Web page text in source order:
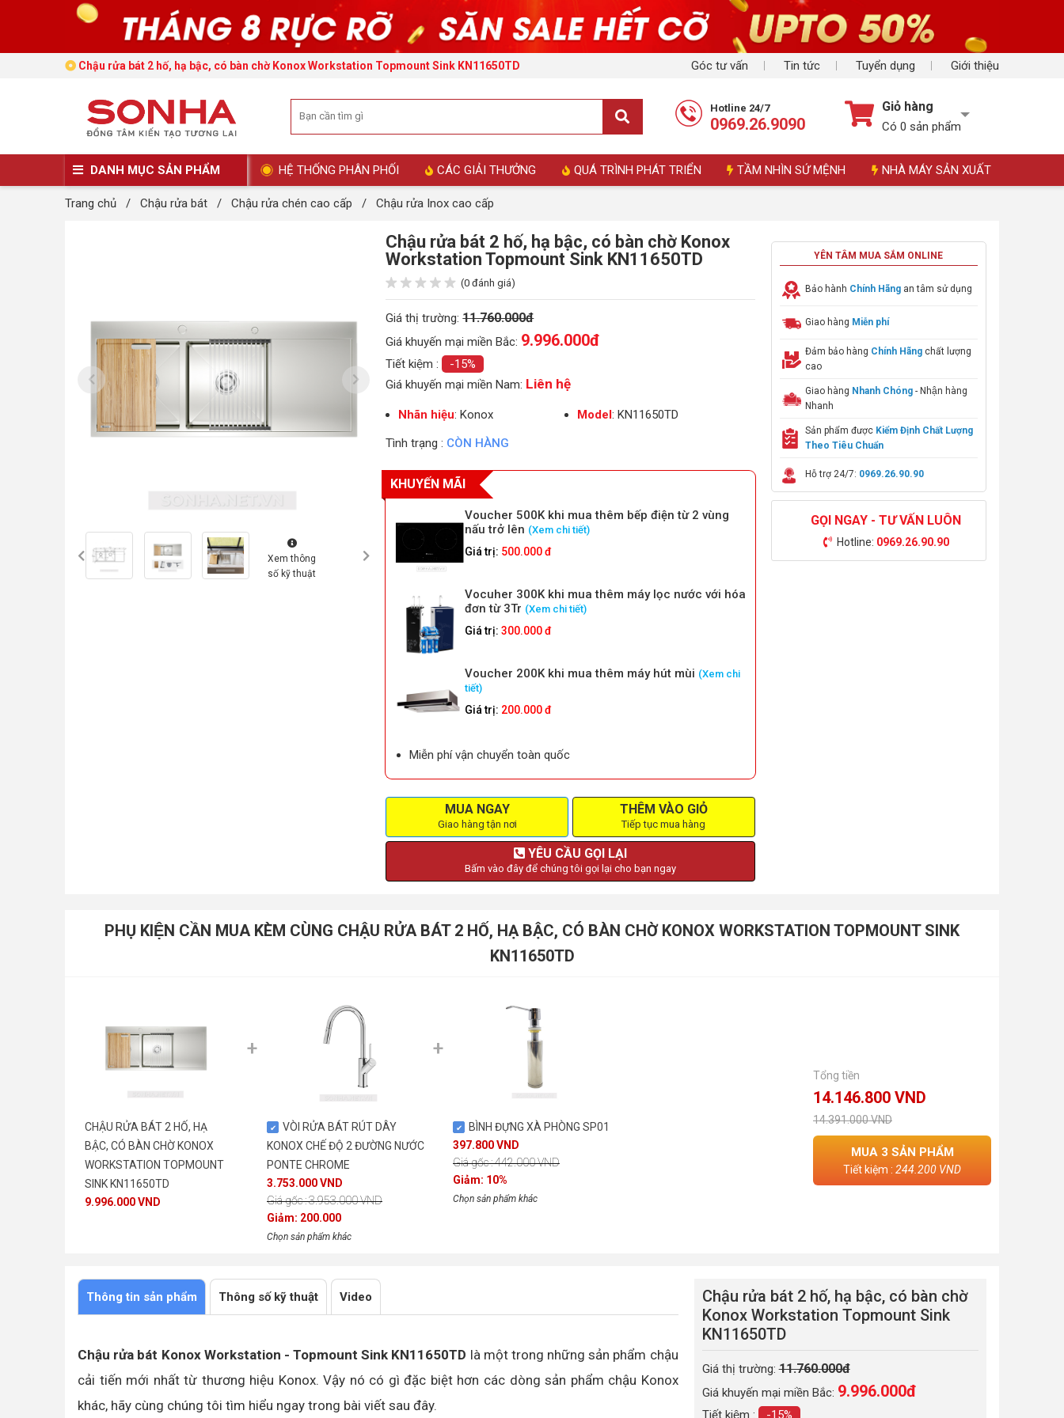
Góc tư vấn Tin tức Tuyển dụng Giới thiệu
Chậu rửa bát 2 hố, hạ bậc, có bàn chờ Konox Workstation Topmount Sink KN11650TD
Hotline 24/7
0969.26.9090
Giỏ hàng
Có 0 sản phẩm
DANH MỤC SẢN PHẨM HỆ THỐNG PHÂN PHỐI CÁC GIẢI THƯỞNG QUÁ TRÌNH PHÁT TRIỂN TẦM NHÌN SỨ MỆNH NHÀ MÁY SẢN XUẤT
Trang chủ / Chậu rửa bát / Chậu rửa chén cao cấp / Chậu rửa Inox cao cấp
Xem thông
số kỹ thuật
Chậu rửa bát 2 hố, hạ bậc, có bàn chờ Konox
Workstation Topmount Sink KN11650TD
(0 đánh giá)
Giá thị trường:11.760.000đ
Giá khuyến mại miền Bắc: 9.996.000đ
Tiết kiệm :
-15%
Giá khuyến mại miền Nam: Liên hệ
Nhãn hiệu: Konox Model: KN11650TD
Tình trạng : CÒN HÀNG
KHUYẾN MÃI
Miễn phí vận chuyển toàn quốc
Vocuher 300K khi mua thêm máy lọc nước với hóa
đơn từ 3Tr (Xem chi tiết)
Giá trị: 300.000 đ
Voucher 500K khi mua thêm bếp điện từ 2 vùng
nấu trở lên (Xem chi tiết)
Giá trị: 500.000 đ
Voucher 200K khi mua thêm máy hút mùi (Xem chi
tiết)
Giá trị: 200.000 đ
MUA NGAY
Giao hàng tận nơi
THÊM VÀO GIỎ
Tiếp tục mua hàng
YÊU CẦU GỌI LẠI
Bấm vào đây để chúng tôi gọi lại cho bạn ngay
YÊN TÂM MUA SẮM ONLINE
Bảo hành Chính Hãng an tâm sử dụng
Giao hàng Miễn phí
Đảm bảo hàng Chính Hãngchất lượng
cao
Giao hàng Nhanh Chóng- Nhận hàng
Nhanh
Sản phẩm được Kiểm Định Chất Lượng
Theo Tiêu Chuẩn
Hỗ trợ 24/7: 0969.26.90.90
GỌI NGAY - TƯ VẤN LUÔN
Hotline: 0969.26.90.90
PHỤ KIỆN CẦN MUA KÈM CÙNG CHẬU RỬA BÁT 2 HỐ, HẠ BẬC, CÓ BÀN CHỜ KONOX WORKSTATION TOPMOUNT SINK
KN11650TD
CHẬU RỬA BÁT 2 HỐ, HẠ
BẬC, CÓ BÀN CHỜ KONOX
WORKSTATION TOPMOUNT
SINK KN11650TD
9.996.000 VND
VÒI RỬA BÁT RÚT DÂY
KONOX CHẾ ĐỘ 2 ĐƯỜNG NƯỚC
PONTE CHROME
3.753.000 VND
Giá gốc : 3.953.000 VND
Giảm: 200.000
Chọn sản phẩm khác
BÌNH ĐỰNG XÀ PHÒNG SP01
397.800 VND
Giá gốc : 442.000 VND
Giảm: 10%
Chọn sản phẩm khác
Tổng tiền
14.146.800 VND
14.391.000 VND
MUA 3 SẢN PHẨM
Tiết kiệm : 244.200 VND
Thông tin sản phẩm Thông số kỹ thuật Video
Chậu rửa bát Konox Workstation - Topmount Sink KN11650TD là một trong những sản phẩm chậu
cải tiến mới nhất từ thương hiệu Konox. Vậy nó có gì đặc biệt hơn các dòng sản phẩm chậu Konox
khác, hãy cùng chúng tôi tìm hiểu ngay trong bài viết sau đây.
Chậu rửa bát 2 hố, hạ bậc, có bàn chờ
Konox Workstation Topmount Sink
KN11650TD
Giá thị trường:11.760.000đ
Giá khuyến mại miền Bắc: 9.996.000đ
Tiết kiệm : -15%